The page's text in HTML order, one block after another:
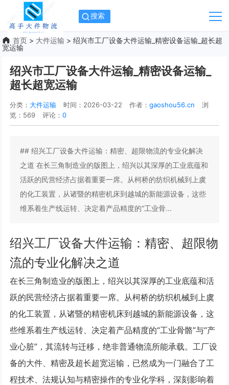
搜索
首页 > 大件运输 > 绍兴市工厂设备大件运输_精密设备运输_超长超
宽运输
绍兴市工厂设备大件运输_精密设备运输_
超长超宽运输
分类： 大件运输 时间：2026-03-22 作者：gaoshou56.cn
浏
览：569
评论：0
## 绍兴工厂设备大件运输：精密、超限物流的专业化解决
之道 在长三角制造业的版图上，绍兴以其深厚的工业底蕴和
活跃的民营经济占据着重要一席。从柯桥的纺织机械到上虞
的化工装置，从诸暨的精密机床到越城的新能源设备，这些
维系着生产线运转、决定着产品精度的“工业骨...
绍兴工厂设备大件运输：精密、超限物
流的专业化解决之道
在长三角制造业的版图上，绍兴以其深厚的工业底蕴和活
跃的民营经济占据着重要一席。从柯桥的纺织机械到上虞
的化工装置，从诸暨的精密机床到越城的新能源设备，这
些维系着生产线运转、决定着产品精度的“工业骨骼”与“产
业心脏”，其流转与迁移，绝非普通物流所能承载。工厂设
备的大件、精密及超长超宽运输，已然成为一门融合了工
程技术、法规认知与精密操作的专业化学科，深刻影响着